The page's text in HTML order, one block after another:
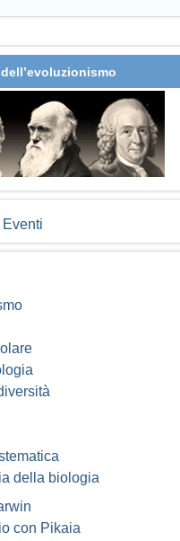
della biologia
con Pikaia